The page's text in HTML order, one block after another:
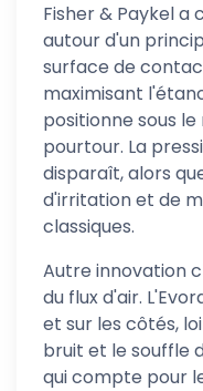
Fisher & Paykel a
autour d'un
surface de
maximisant
positionne sous
pourtour. La
disparaît, alors
d'irritation et de
classiques.
Autre innovation
du flux d'air.
et sur les côtés,
bruit et le souffle
qui compte pour